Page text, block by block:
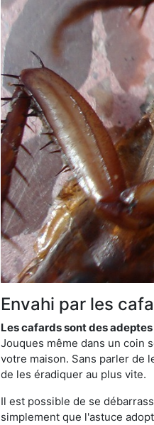
Envahi par les
Les cafards sont des
Jouques même dans un coin
votre maison. Sans parler de
de les éradiquer au plus vite.
Il est possible de se
simplement que l'astuce